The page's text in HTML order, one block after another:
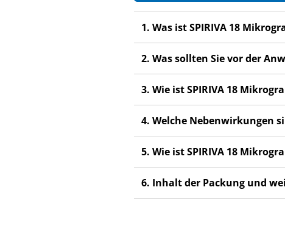
Wenn Sie
Nebenwirkungen, die
1. Was ist SPIRIVA 18
2. Was sollten Sie vor der
3. Wie ist SPIRIVA 18
4. Welche Nebenwirkungen
5. Wie ist SPIRIVA 18
6. Inhalt der Packung und